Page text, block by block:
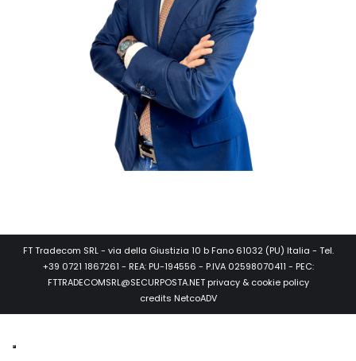
FT Tradecom SRL - via della Giustizia 10 b Fano 61032 (PU) Italia - Tel.
+39 0721 1867261 - REA: PU-194556 - P.IVA 02598070411 - PEC:
FTTRADECOMSRL@SECURPOSTA.NET privacy & cookie policy
credits NetcoADV